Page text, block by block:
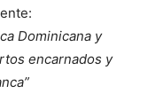
Dominicana y
encarnados y